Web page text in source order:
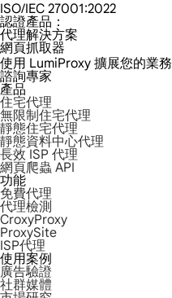
ISO/IEC 27001:2022
認證產品：
代理解決方案
網頁抓取器
使用 LumiProxy 擴展您的業務
諮詢專家
產品
住宅代理
無限制住宅代理
靜態住宅代理
靜態資料中心代理
長效 ISP 代理
網頁爬蟲 API
功能
免費代理
代理檢測
CroxyProxy
ProxySite
ISP代理
使用案例
廣告驗證
社群媒體